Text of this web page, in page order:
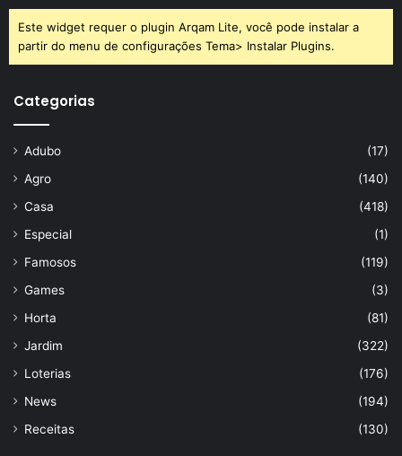
Este widget requer o plugin Arqam Lite, você pode instalar a
partir do menu de configurações Tema> Instalar Plugins.
Categorias
Adubo
(17)
Agro
(140)
Casa
(418)
Especial
(1)
Famosos
(119)
Games
(3)
Horta
(81)
Jardim
(322)
Loterias
(176)
News
(194)
Receitas
(130)